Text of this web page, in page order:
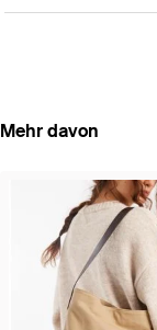
Mehr davon